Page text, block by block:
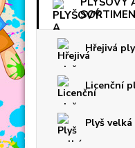
Hřejivá
Licenční
Plyš velká